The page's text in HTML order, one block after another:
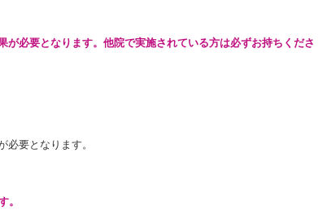
必要となります。他院で実施されている方は必ずお持ちくださ
必要となります。
。